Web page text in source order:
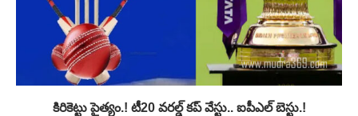
కిరికెట్టు పైత్యం.! టీ20 వరల్డ్ కప్ వేస్టు.. ఐపీఎల్ బెస్టు.!